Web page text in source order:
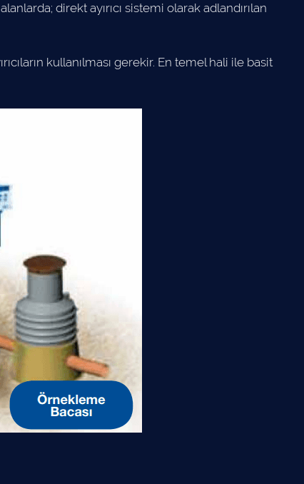
direkt ayırıcı sistemi olarak adlandırılan
kullanılması gerekir. En temel hali ile basit